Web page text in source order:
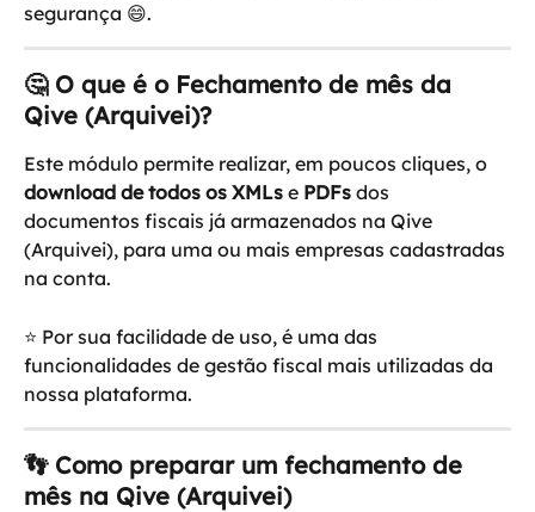
segurança 😄.
🤔 O que é o Fechamento de mês da
Qive (Arquivei)?
Este módulo permite realizar, em poucos cliques, o
download de todos os XMLs e PDFs dos
documentos fiscais já armazenados na Qive
(Arquivei), para uma ou mais empresas cadastradas
na conta.
⭐ Por sua facilidade de uso, é uma das
funcionalidades de gestão fiscal mais utilizadas da
nossa plataforma.
👣 Como preparar um fechamento de
mês na Qive (Arquivei)